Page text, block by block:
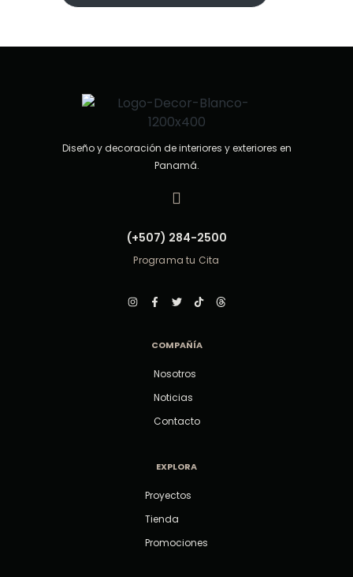
n
5
Diseño y decoración de interiores y exteriores en
Panamá.
(+507) 284-2500
Programa tu Cita
COMPAÑÍA
Nosotros
Noticias
Contacto
EXPLORA
Proyectos
Tienda
Promociones